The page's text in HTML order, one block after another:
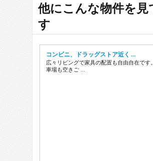
他にこんな物件を見
す
コンビニ、ドラッグストア近く …
広々リビングで家具の配置も自由自在です
車場も空きご …